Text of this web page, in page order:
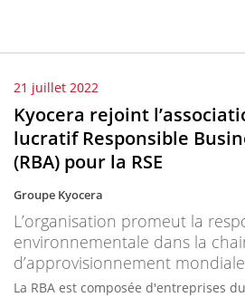
21 juillet 2022
Kyocera rejoint
lucratif Responsible
(RBA) pour la RSE
Groupe Kyocera
L’organisation promeut la
environnementale dans la
d’approvisionnement
La RBA est composée d'entreprises